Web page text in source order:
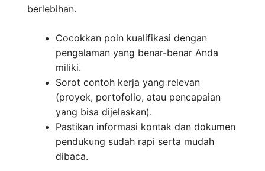
berlebihan.
Cocokkan poin kualifikasi dengan
pengalaman yang benar-benar Anda
miliki.
Sorot contoh kerja yang relevan
(proyek, portofolio, atau pencapaian
yang bisa dijelaskan).
Pastikan informasi kontak dan dokumen
pendukung sudah rapi serta mudah
dibaca.